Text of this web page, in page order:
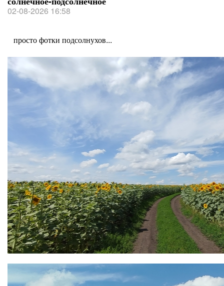
02-08-2026 16:58
просто фотки подсолнухов...